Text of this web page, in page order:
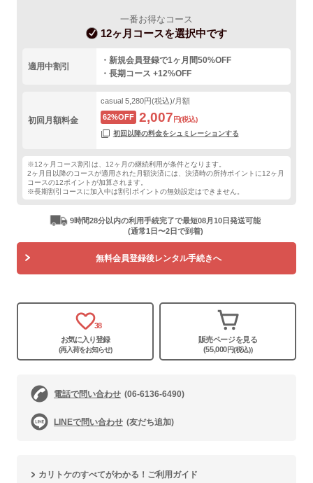
一番お得なコース
12ヶ月コースを選択中です
適用中割引
・新規会員登録で1ヶ月間50%OFF
・長期コース +12%OFF
初回月額料金
casual 5,280円(税込)/月額
62%OFF
2,007 円(税込)
初回以降の料金をシュミレーションする
※12ヶ月コース割引は、12ヶ月の継続利用が条件となります。
2ヶ月目以降のコースが適用された月額決済には、決済時の所持ポイントに12ヶ月
コースの12ポイントが加算されます。
※長期割引コースに加入中は割引ポイントの無効設定はできません。
9時間28分以内の利用手続完了で最短08月10日発送可能
(通常1日〜2日で到着)
無料会員登録後レンタル手続きへ
38
お気に入り登録
(再入荷をお知らせ)
販売ページを見る
(55,000円(税込))
電話で問い合わせ (06-6136-6490)
LINEで問い合わせ (友だち追加)
カリトケのすべてがわかる！ご利用ガイド